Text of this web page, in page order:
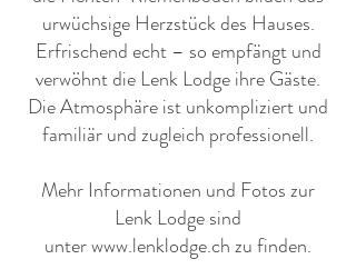
urwüchsige Herzstück des Hauses.
Erfrischend echt – so empfängt und
verwöhnt die Lenk Lodge ihre Gäste.
Die Atmosphäre ist unkompliziert und
familiär und zugleich professionell.
Mehr Informationen und Fotos zur
Lenk Lodge sind
unterwww.lenklodge.chzu finden.​​